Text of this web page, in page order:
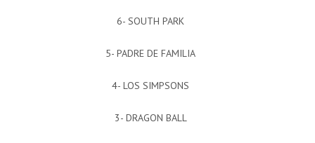
6- SOUTH PARK
5- PADRE DE FAMILIA
4- LOS SIMPSONS
3- DRAGON BALL